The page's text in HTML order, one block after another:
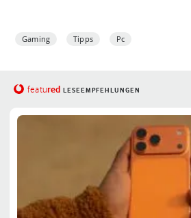
Gaming Tipps Pc
featured LESEEMPFEHLUNGEN